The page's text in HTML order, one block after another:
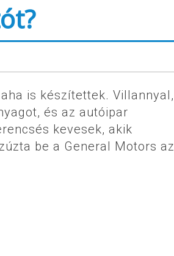
is készítettek. Villannyal,
és az autóipar
kevesek, akik
be a General Motors az